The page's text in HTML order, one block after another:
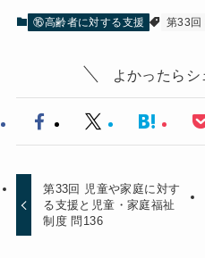
⑯高齢者に対する支援 第33回
よかったらシ
第33回 児童や家庭に対す
る支援と児童・家庭福祉
制度 問136